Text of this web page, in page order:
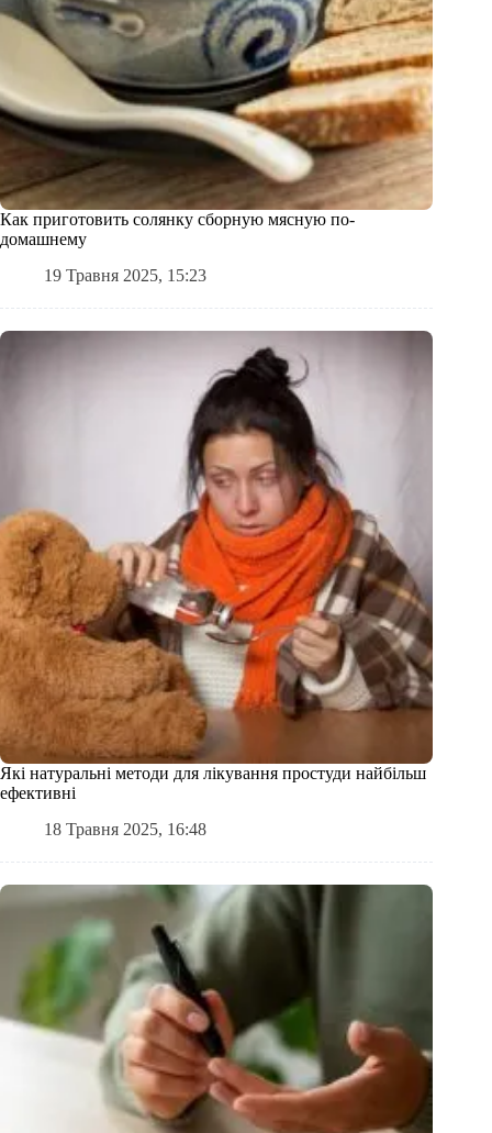
Как приготовить солянку сборную мясную по-
домашнему
19 Травня 2025, 15:23
Які натуральні методи для лікування простуди найбільш
ефективні
18 Травня 2025, 16:48